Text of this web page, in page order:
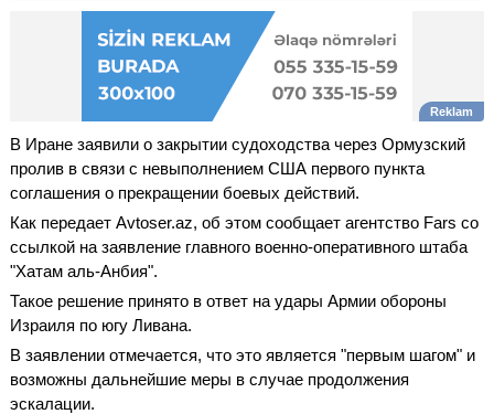
В Иране заявили о закрытии судоходства через Ормузский
пролив в связи с невыполнением США первого пункта
соглашения о прекращении боевых действий.
Как передает Avtoser.az, об этом сообщает агентство Fars со
ссылкой на заявление главного военно-оперативного штаба
"Хатам аль-Анбия".
Такое решение принято в ответ на удары Армии обороны
Израиля по югу Ливана.
В заявлении отмечается, что это является "первым шагом" и
возможны дальнейшие меры в случае продолжения
эскалации.